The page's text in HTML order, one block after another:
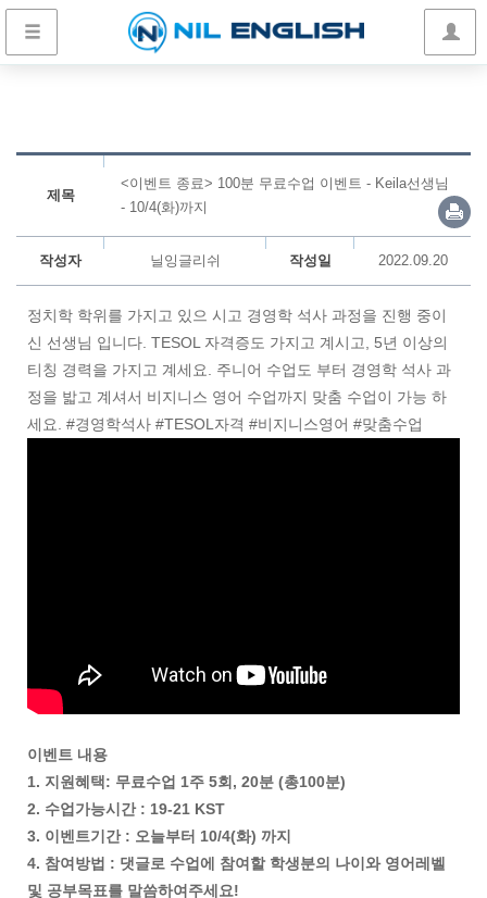
제목
<이벤트 종료> 100분 무료수업 이벤트 - Keila선생님
- 10/4(화)까지
작성자 닐잉글리쉬 작성일 2022.09.20
정치학 학위를 가지고 있으 시고 경영학 석사 과정을 진행 중이
신 선생님 입니다. TESOL 자격증도 가지고 계시고, 5년 이상의
티칭 경력을 가지고 계세요. 주니어 수업도 부터 경영학 석사 과
정을 밟고 계셔서 비지니스 영어 수업까지 맞춤 수업이 가능 하
세요. #경영학석사 #TESOL자격 #비지니스영어 #맞춤수업
이벤트 내용
1. 지원혜택: 무료수업 1주 5회, 20분 (총100분)
2. 수업가능시간 : 19-21 KST
3. 이벤트기간 : 오늘부터 10/4(화) 까지
4. 참여방법 : 댓글로 수업에 참여할 학생분의 나이와 영어레벨
및 공부목표를 말씀하여주세요!